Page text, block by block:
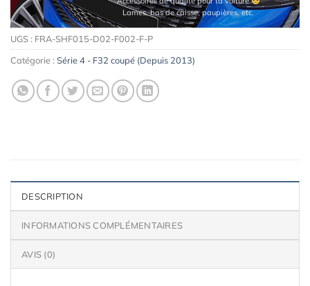
Lames, bas de caisse, paupières, etc.
UGS : FRA-SHF015-D02-F002-F-P
Catégorie : Série 4 - F32 coupé (Depuis 2013)
DESCRIPTION
INFORMATIONS COMPLÉMENTAIRES
AVIS (0)